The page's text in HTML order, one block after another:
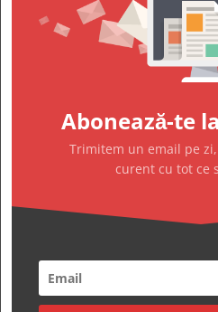
Abonează-te
Trimitem un email pe
curent cu tot ce